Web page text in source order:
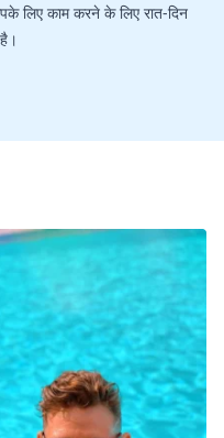
काम करने के लिए रात-दिन